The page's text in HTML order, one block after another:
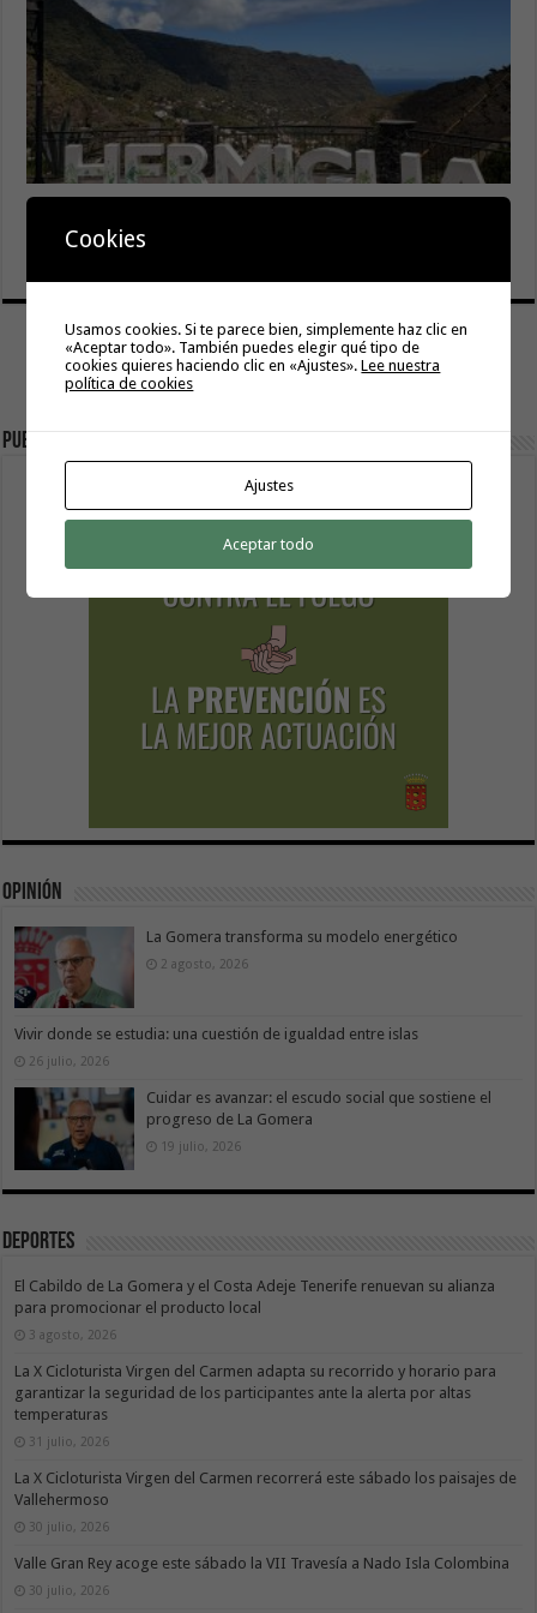
El Ayuntamiento de Hermigua licita la instalación de 30
farolas fotovoltaicas en la subida a Las Cabezadas
Publicidad
Opinión
La Gomera transforma su modelo energético
2 agosto, 2026
Vivir donde se estudia: una cuestión de igualdad entre islas
26 julio, 2026
Cuidar es avanzar: el escudo social que sostiene el
progreso de La Gomera
19 julio, 2026
Deportes
El Cabildo de La Gomera y el Costa Adeje Tenerife renuevan su alianza
para promocionar el producto local
3 agosto, 2026
La X Cicloturista Virgen del Carmen adapta su recorrido y horario para
garantizar la seguridad de los participantes ante la alerta por altas
temperaturas
31 julio, 2026
La X Cicloturista Virgen del Carmen recorrerá este sábado los paisajes de
Vallehermoso
30 julio, 2026
Valle Gran Rey acoge este sábado la VII Travesía a Nado Isla Colombina
30 julio, 2026
Cookies
Usamos cookies. Si te parece bien, simplemente haz clic en
«Aceptar todo». También puedes elegir qué tipo de
cookies quieres haciendo clic en «Ajustes».Lee nuestra
política de cookies
Ajustes
Aceptar todo